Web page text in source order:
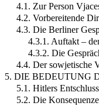
4.1. Zur Person
4.2. Vorbereitende
4.3. Die Berliner
4.3.1. Auftakt –
4.3.2. Die
4.4. Der sowjetische
5. DIE BEDEUTUNG
5.1. Hitlers
5.2. Die